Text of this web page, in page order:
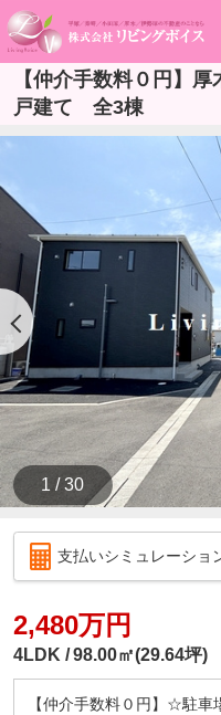
【仲介手数料０円】
戸建て 全3棟
1 / 30
支払いシミュレーショ
2,480万円
4LDK 98.00㎡(29.64坪)
【仲介手数料０円】☆駐